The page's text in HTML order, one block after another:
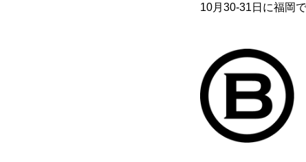
10月30-31日に福岡